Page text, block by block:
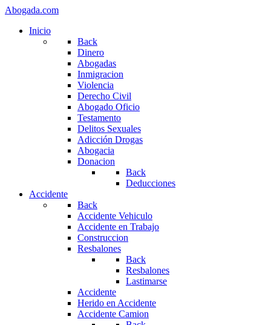
Abogada.com
Inicio
Back
Dinero
Abogadas
Inmigracion
Violencia
Derecho Civil
Abogado Oficio
Testamento
Delitos Sexuales
Adicción Drogas
Abogacia
Donacion
Back
Deducciones
Accidente
Back
Accidente Vehiculo
Accidente en Trabajo
Construccion
Resbalones
Back
Resbalones
Lastimarse
Accidente
Herido en Accidente
Accidente Camion